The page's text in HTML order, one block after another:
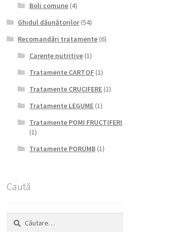
Boli comune(4)
Ghidul dăunătorilor(54)
Recomandări tratamente (6)
Carențe nutritive(1)
Tratamente CARTOF(1)
Tratamente CRUCIFERE(1)
Tratamente LEGUME(1)
Tratamente POMI FRUCTIFERI
(1)
Tratamente PORUMB(1)
Caută
Caută